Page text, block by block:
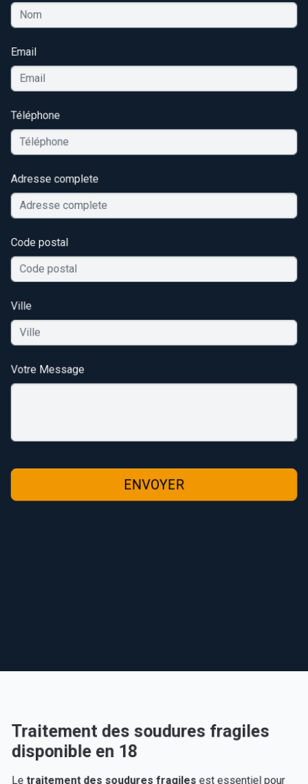
Email
Téléphone
Adresse complete
Code postal
Ville
Votre Message
ENVOYER
Traitement des soudures fragiles
disponible en 18
Le traitement des soudures fragiles est essentiel pour